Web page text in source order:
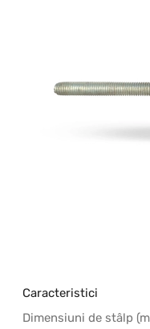
Caracteristici
Dimensiuni de stâlp